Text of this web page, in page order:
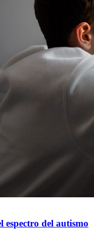
espectro del autismo